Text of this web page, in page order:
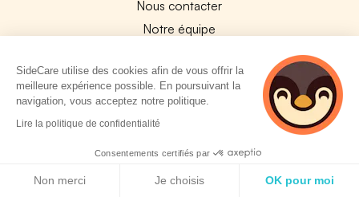
Nous contacter
Notre équipe
Travailler chez SideCare
Mentions légales
CGU & RGPD
NOS APPS
SideCare utilise des cookies afin de vous offrir la
meilleure expérience possible. En poursuivant la
navigation, vous acceptez notre politique.
Lire la politique de confidentialité
Consentements certifiés par
Non merci Je choisis OK pour moi
2 personnes
consultent
actuellement cette